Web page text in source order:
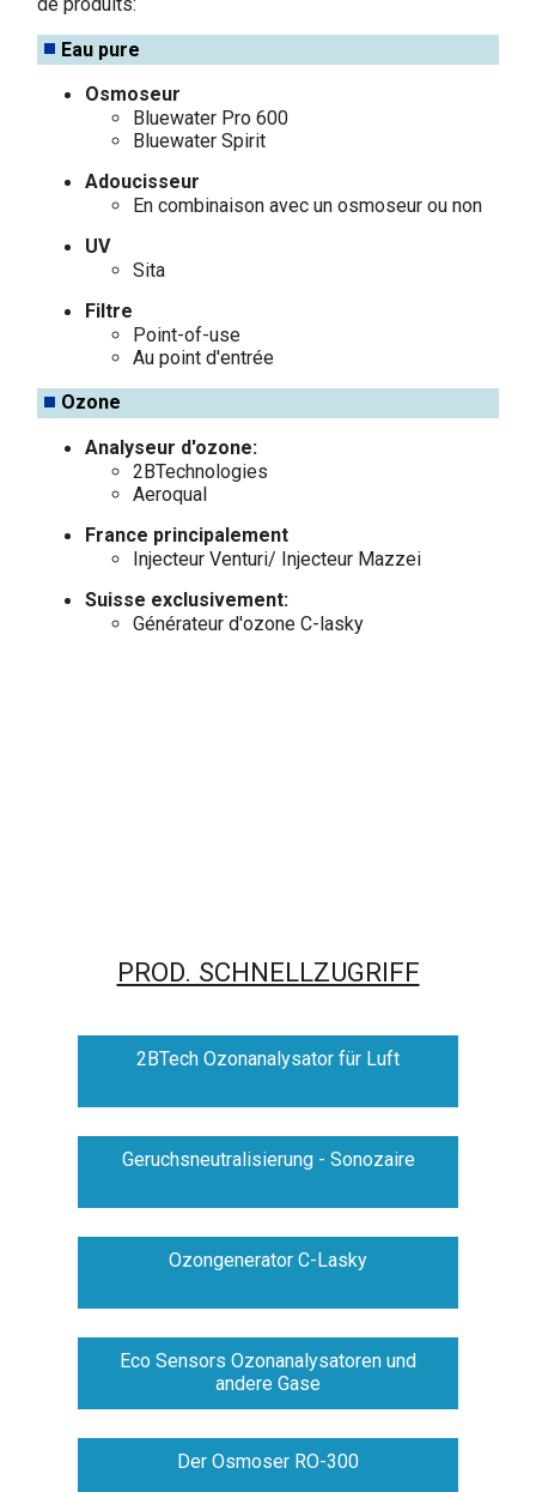
Eau pure
Osmoseur
Bluewater Pro 600
Bluewater Spirit
Adoucisseur
En combinaison avec un osmoseur ou non
UV
Sita
Filtre
Point-of-use
Au point d'entrée
Ozone
Analyseur d'ozone:
2BTechnologies
Aeroqual
France principalement
Injecteur Venturi/ Injecteur Mazzei
Suisse exclusivement:
Générateur d'ozone C-lasky
PROD. SCHNELLZUGRIFF
2BTech Ozonanalysator für Luft
Geruchsneutralisierung - Sonozaire
Ozongenerator C-Lasky
Eco Sensors Ozonanalysatoren und
andere Gase
Der Osmoser RO-300